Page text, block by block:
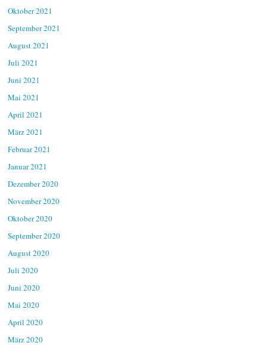
Oktober 2021
September 2021
August 2021
Juli 2021
Juni 2021
Mai 2021
April 2021
März 2021
Februar 2021
Januar 2021
Dezember 2020
November 2020
Oktober 2020
September 2020
August 2020
Juli 2020
Juni 2020
Mai 2020
April 2020
März 2020